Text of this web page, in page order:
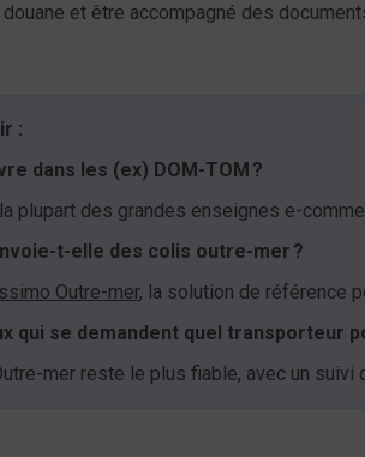
et être accompagné des
:
dans les (ex) DOM-TOM ?
la plupart des grandes enseignes e-
t-elle des colis outre-mer ?
Outre-mer, la solution de référence
qui se demandent quel transporteur
mer reste le plus fiable, avec un